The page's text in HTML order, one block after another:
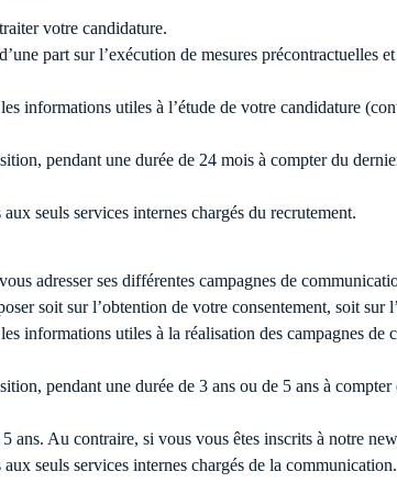
votre candidature.
part sur l’exécution de mesures précontractuelles
informations utiles à l’étude de votre candidature
pendant une durée de 24 mois à compter du
seuls services internes chargés du recrutement.
adresser ses différentes campagnes de
soit sur l’obtention de votre consentement, soit sur
informations utiles à la réalisation des campagnes de
pendant une durée de 3 ans ou de 5 ans à
ans. Au contraire, si vous vous êtes inscrits à notre
seuls services internes chargés de la communication.